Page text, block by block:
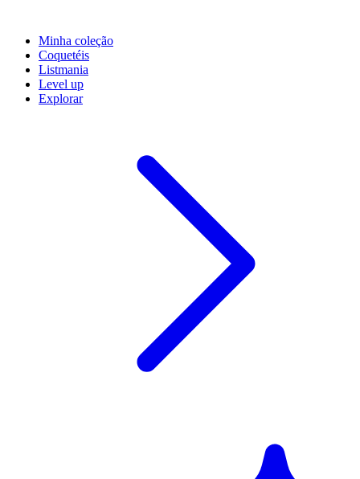
Minha coleção
Coquetéis
Listmania
Level up
Explorar